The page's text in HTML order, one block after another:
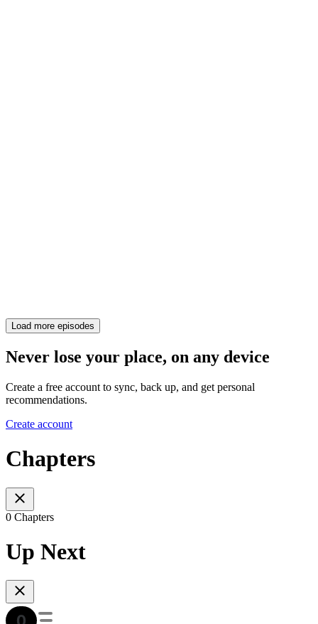
Load more episodes
Never lose your place, on any device
Create a free account to sync, back up, and get personal
recommendations.
Create account
Chapters
0 Chapters
Up Next